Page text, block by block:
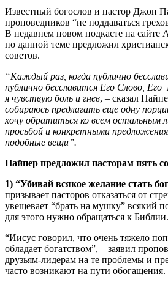
Известный богослов и пастор Джон
проповедников “не поддаваться
В недавнем новом подкасте на сайте
по данной теме предложил
советов.
“Каждый раз, когда публично
публично бесславится Его Слово, Его
я чувствую боль и гнев, – сказал
собираюсь предлагать еще одну
хочу обратиться ко всем остальным
просьбой и конкретными
подобные вещи”.
Пайпер предложил пасторам пять
1) “Убивай всякое желание стать
призывает пасторов отказаться от
увещевает “брать на мушку” всякий
для этого нужно обращаться к Библии.
“Иисус говорил, что очень тяжело
обладает богатством”, – заявил
друзьям-лидерам на те проблемы и
часто возникают на пути обогащения.